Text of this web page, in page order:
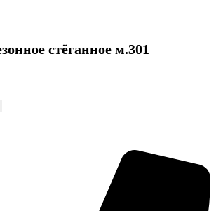
стёганное м.301